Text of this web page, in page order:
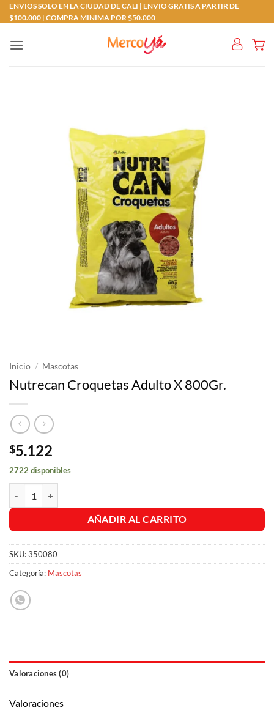
Saltar
al
ENVIOS SOLO EN LA CIUDAD DE CALI | ENVIO GRATIS A PARTIR DE
$100.000 | COMPRA MINIMA POR $50.000
Inicio / Mascotas
Nutrecan Croquetas Adulto X 800Gr.
$5.122
2722 disponibles
AÑADIR AL CARRITO
SKU:350080
Categoría: Mascotas
Valoraciones (0)
Valoraciones